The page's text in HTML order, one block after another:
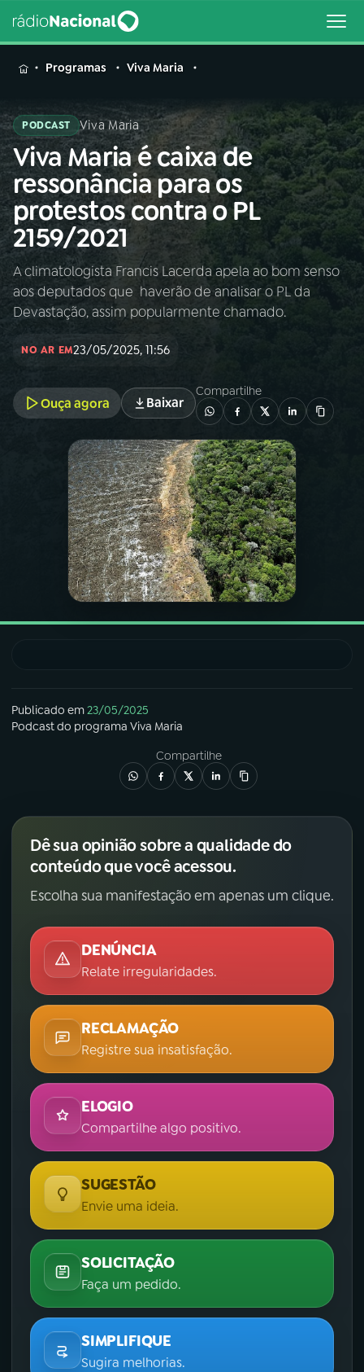
MENU
Buscar
na
Rádio
Nacional
Buscar
AO VIVO
01INÍCIO
02A RÁDIO
03PROGRAMAÇÃO
PROGRAMAS
PODCASTS
VIDEOCASTS
ÚLTIMAS
ACOMPANHE A RÁDIO NACIONAL
Facebook
TikTok
Programas Viva Maria
PODCAST Viva Maria
Viva Maria é caixa de
ressonância para os
protestos contra o PL
2159/2021
A climatologista Francis Lacerda apela ao bom senso
aos deputados que haverão de analisar o PL da
Devastação, assim popularmente chamado.
NO AR EM23/05/2025, 11:56
Ouça agora Baixar
Compartilhe
Publicado em23/05/2025
Podcastdo programa Viva Maria
Compartilhe
Dê sua opinião sobre a qualidade do
conteúdo que você acessou.
Escolha sua manifestação em apenas um clique.
DENÚNCIA
Relate irregularidades.
RECLAMAÇÃO
Registre sua insatisfação.
ELOGIO
Compartilhe algo positivo.
SUGESTÃO
Envie uma ideia.
SOLICITAÇÃO
Faça um pedido.
SIMPLIFIQUE
Sugira melhorias.